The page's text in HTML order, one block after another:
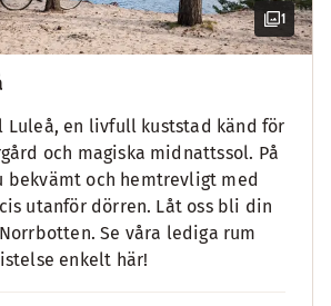
1
Luleå, en livfull kuststad känd för
och magiska midnattssol. På
bekvämt och hemtrevligt med
utanför dörren. Låt oss bli din
Se våra lediga rum
enkelt här!